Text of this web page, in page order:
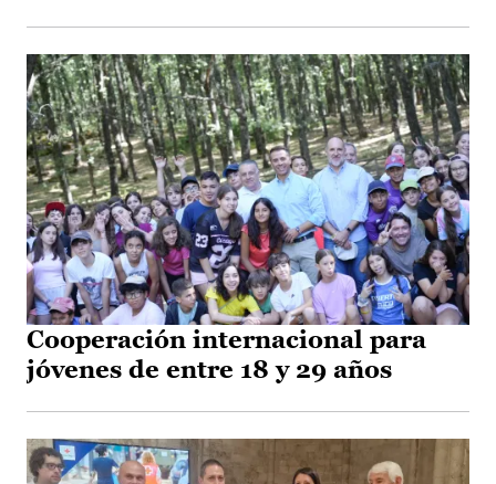
Cooperación internacional para
jóvenes de entre 18 y 29 años